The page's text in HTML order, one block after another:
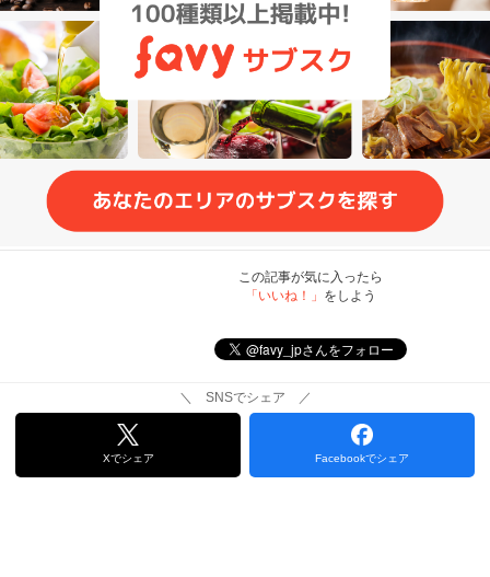
この記事が気に入ったら
「いいね！」 をしよう
＼ SNSでシェア ／
Xでシェア Facebookでシェア